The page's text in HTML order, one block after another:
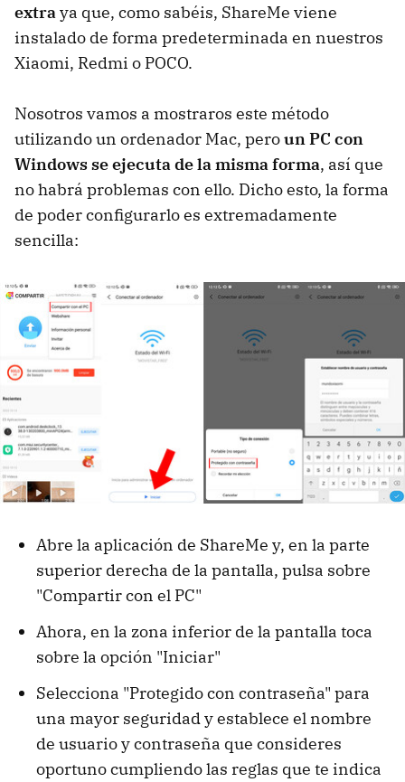
extraya que, como sabéis, ShareMe viene
instalado de forma predeterminada en nuestros
Xiaomi, Redmi o POCO.
Nosotros vamos a mostraros este método
utilizando un ordenador Mac, peroun PC con
Windows se ejecuta de la misma forma, así que
no habrá problemas con ello. Dicho esto, la forma
de poder configurarlo es extremadamente
sencilla:
Abre la aplicación de ShareMe y, en la parte
superior derecha de la pantalla, pulsa sobre
"Compartir con el PC"
Ahora, en la zona inferior de la pantalla toca
sobre la opción "Iniciar"
Selecciona "Protegido con contraseña" para
una mayor seguridad y establece el nombre
de usuario y contraseña que consideres
oportuno cumpliendo las reglas que te indica